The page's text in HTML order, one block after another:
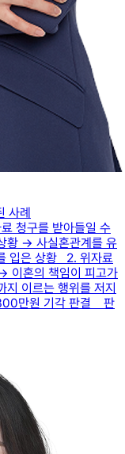
사례
청구를 받아들일 수
황 → 사실혼관계를 유
입은 상황 2. 위자료
이혼의 책임이 피고가
이르는 행위를 저지
만원 기각 판결 판